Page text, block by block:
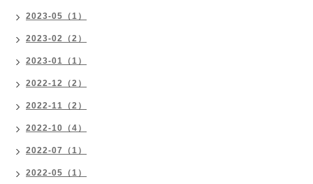
2023-05（1）
2023-02（2）
2023-01（1）
2022-12（2）
2022-11（2）
2022-10（4）
2022-07（1）
2022-05（1）